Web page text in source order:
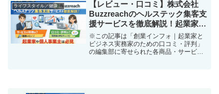
ス・コミュニケーションズ」を徹底体験
レビュー企業経営と集客...
ライフスタイル／健康／働き方改革
【レビュー・口コミ】株式会社
Buzzreachのヘルステック集客支
援サービスを徹底解説！起業家や
個人事業主は必見
※この記事は「創業インフォ｜起業家と
ビジネス実務家のための口コミ・評判」
の編集部に寄せられた各商品・サービス